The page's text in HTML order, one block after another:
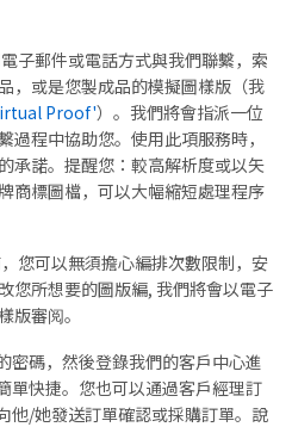
子郵件或電話方式與我們聯繫，索
，或是您製成品的模擬圖樣版（我
Proof'）。我們將會指派一位
過程中協助您。使用此項服務時，
承諾。提醒您：較高解析度或以矢
商標圖檔，可以大幅縮短處理程序
您可以無須擔心編排次數限制，安
您所想要的圖版編, 我們將會以電子
版審阅。
密碼，然後登錄我們的客戶中心進
單快捷。您也可以通過客戶經理訂
他/她發送訂單確認或採購訂單。說